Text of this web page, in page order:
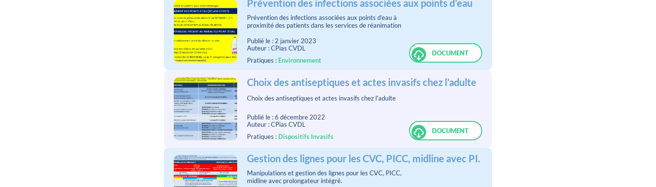
Prévention des infections associées aux points d’eau
Prévention des infections associées aux points d’eau à
proximité des patients dans les services de réanimation
Publié le : 2 janvier 2023
Auteur : CPias CVDL
Pratiques : Environnement
DOCUMENT
Choix des antiseptiques et actes invasifs chez l’adulte
Choix des antiseptiques et actes invasifs chez l'adulte
Publié le : 6 décembre 2022
Auteur : CPias CVDL
Pratiques : Dispositifs Invasifs
DOCUMENT
Gestion des lignes pour les CVC, PICC, midline avec PI.
Manipulations et gestion des lignes pour les CVC, PICC,
midline avec prolongateur intégré.